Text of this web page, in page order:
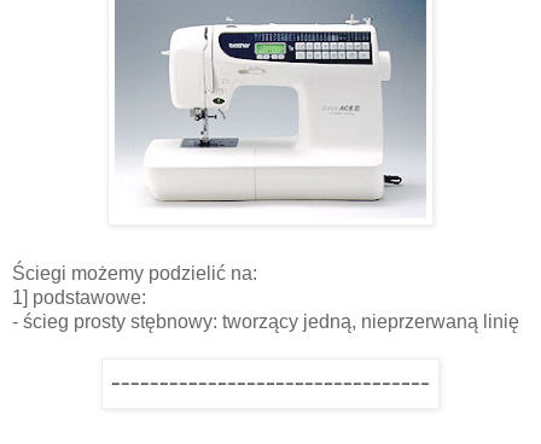
Ściegi możemy podzielić na:
1] podstawowe:
- ścieg prosty stębnowy: tworzący jedną, nieprzerwaną linię